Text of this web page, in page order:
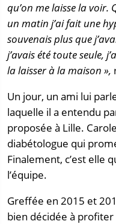
qu’on me laisse la voir.
un matin j’ai fait une
souvenais plus que
j’avais été toute seule,
la laisser à la maison »,
Un jour, un ami lui
laquelle il a entendu
proposée à Lille.
diabétologue qui
Finalement, c’est elle
l’équipe.
Greffée en 2015 et
bien décidée à profiter